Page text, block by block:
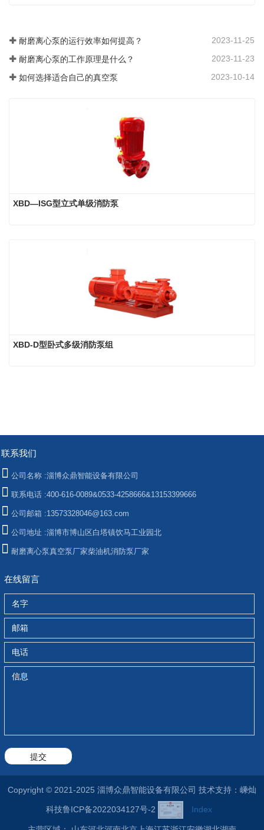
耐磨离心泵的运行效率如何提高？ 2023-11-25
耐磨离心泵的工作原理是什么？ 2023-11-23
如何选择适合自己的真空泵 2023-10-14
XBD—ISG型立式单级消防泵
XBD-D型卧式多级消防泵组
联系我们
公司名称 :淄博众鼎智能设备有限公司
联系电话 :400-616-0089&0533-4258666&13153399666
公司邮箱 :13573328046@163.com
公司地址 :淄博市博山区白塔镇饮马工业园北
耐磨离心泵真空泵厂家柴油机消防泵厂家
在线留言
提交
Copyright © 2021-2025 淄博众鼎智能设备有限公司 技术支持：嵊灿
科技鲁ICP备2022034127号-2 Index